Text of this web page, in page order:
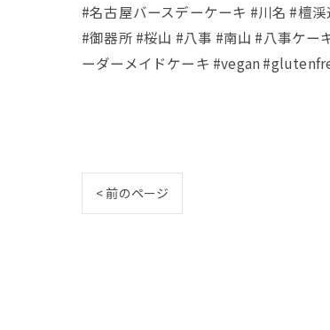
#名古屋バースデーケーキ #川名 #檀
#御器所 #桜山 #八事 #南山 #八事ケ
ーダーメイドケーキ #vegan
< 前のページ